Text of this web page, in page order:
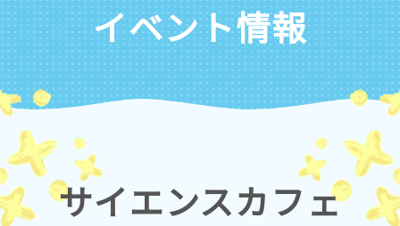
イベント情報
サイエンスカフェ